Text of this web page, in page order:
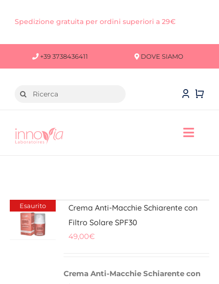
Spedizione gratuita per ordini superiori a 29€
+39 3738436411 DOVE SIAMO
Cerca
CAPELLI
Esaurito
Crema Anti-Macchie Schiarente con
Filtro Solare SPF30
49,00€
Crema Anti-Macchie Schiarente con